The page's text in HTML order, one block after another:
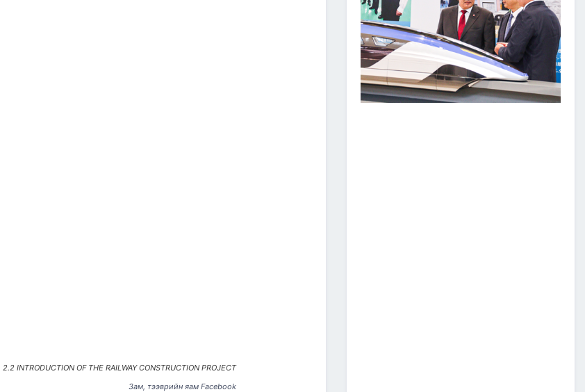
2.2 INTRODUCTION OF THE RAILWAY CONSTRUCTION PROJECT
Зам, тээврийн яам Facebook
Зам, тээврийн сайдын багцын улсын
төсвийн хөрөнгөөр баригдаж буй
төсөл, арга хэмжээний ажлын
гүйцэтгэл, санхүүжилтийн 2026 оны 6
дугаар сарын мэдээ
2026/07/09
ЗАМ, ТЭЭВРИЙН САЛБАР
2026 ОНЫ ЭХНИЙ ХАГАС